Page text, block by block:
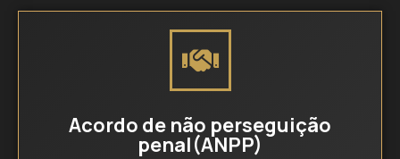
Acordo de não perseguição
penal(ANPP)